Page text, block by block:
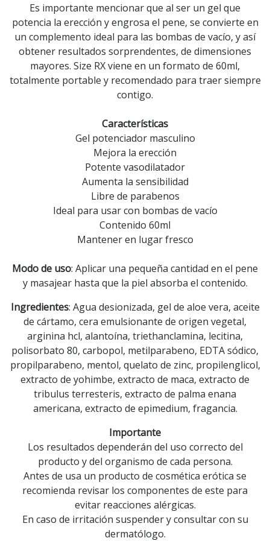
Es importante mencionar que al ser un gel que
potencia la erección y engrosa el pene, se convierte en
un complemento ideal para las bombas de vacío, y así
obtener resultados sorprendentes, de dimensiones
mayores. Size RX viene en un formato de 60ml,
totalmente portable y recomendado para traer siempre
contigo.
Características
Gel potenciador masculino
Mejora la erección
Potente vasodilatador
Aumenta la sensibilidad
Libre de parabenos
Ideal para usar con bombas de vacío
Contenido 60ml
Mantener en lugar fresco
Modo de uso: Aplicar una pequeña cantidad en el pene
y masajear hasta que la piel absorba el contenido.
Ingredientes: Agua desionizada, gel de aloe vera, aceite
de cártamo, cera emulsionante de origen vegetal,
arginina hcl, alantoína, triethanclamina, lecitina,
polisorbato 80, carbopol, metilparabeno, EDTA sódico,
propilparabeno, mentol, quelato de zinc, propilenglicol,
extracto de yohimbe, extracto de maca, extracto de
tribulus terresteris, extracto de palma enana
americana, extracto de epimedium, fragancia.
Importante
Los resultados dependerán del uso correcto del
producto y del organismo de cada persona.
Antes de usa un producto de cosmética erótica se
recomienda revisar los componentes de este para
evitar reacciones alérgicas.
En caso de irritación suspender y consultar con su
dermatólogo.